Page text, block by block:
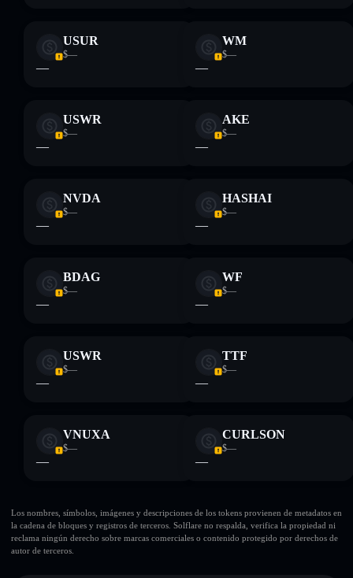
USUR
$—
—
WM
$—
—
USWR
$—
—
AKE
$—
—
NVDA
$—
—
HASHAI
$—
—
BDAG
$—
—
WF
$—
—
USWR
$—
—
TTF
$—
—
VNUXA
$—
—
CURLSON
$—
—
Los nombres, símbolos, imágenes y descripciones de los tokens provienen de metadatos en
la cadena de bloques y registros de terceros. Solflare no respalda, verifica la propiedad ni
reclama ningún derecho sobre marcas comerciales o contenido protegido por derechos de
autor de terceros.